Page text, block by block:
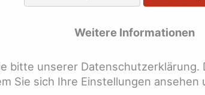
Weitere Informationen
bitte unserer Datenschutzerklärung.
Sie sich Ihre Einstellungen